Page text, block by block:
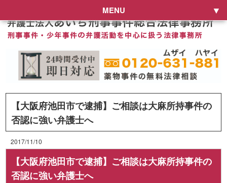
MENU
【大阪府池田市で逮捕】ご相談は大麻所持事件の
否認に強い弁護士へ
2017/11/10
【大阪府池田市で逮捕】ご相談は大麻所持事件の
否認に強い弁護士へ